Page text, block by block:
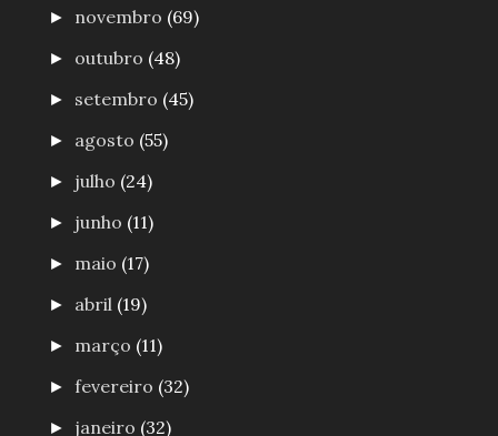
► novembro (69)
► outubro (48)
► setembro (45)
► agosto (55)
► julho (24)
► junho (11)
► maio (17)
► abril (19)
► março (11)
►fevereiro (32)
► janeiro (32)